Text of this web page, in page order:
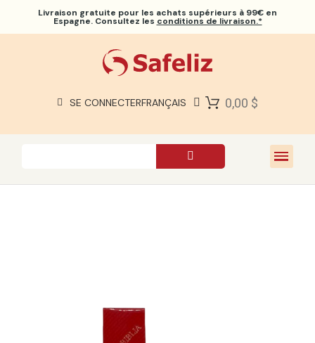
Livraison gratuite pour les achats supérieurs à 99€ en
Espagne. Consultez les conditions de livraison.*
SE CONNECTERFRANÇAIS 0,00 $
À PROPOS DE NOUS